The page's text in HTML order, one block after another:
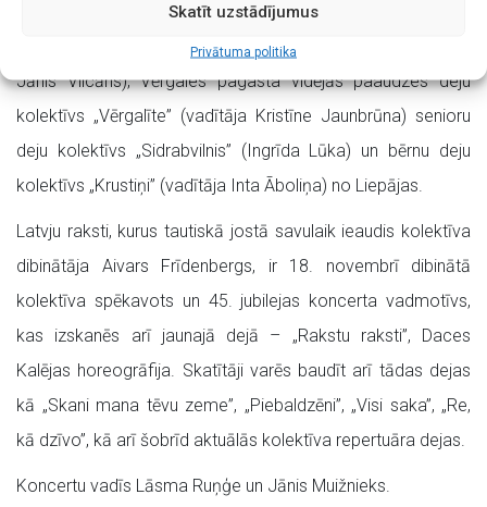
Skatīt uzstādījumus
Privātuma politika
Koncertā kopā ar jubilāriem būs arī “Kvēles” draugi – Rīgas
Latviešu biedrības Tautas deju ansamblis „Vija” (vadītājs
Jānis Vilcāns), Vērgales pagasta vidējās paaudzes deju
kolektīvs „Vērgalīte” (vadītāja Kristīne Jaunbrūna) senioru
deju kolektīvs „Sidrabvilnis” (Ingrīda Lūka) un bērnu deju
kolektīvs „Krustiņi” (vadītāja Inta Āboliņa) no Liepājas.
Latvju raksti, kurus tautiskā jostā savulaik ieaudis kolektīva
dibinātāja Aivars Frīdenbergs, ir 18. novembrī dibinātā
kolektīva spēkavots un 45. jubilejas koncerta vadmotīvs,
kas izskanēs arī jaunajā dejā – „Rakstu raksti”, Daces
Kalējas horeogrāfija. Skatītāji varēs baudīt arī tādas dejas
kā „Skani mana tēvu zeme”, „Piebaldzēni”, „Visi saka”, „Re,
kā dzīvo”, kā arī šobrīd aktuālās kolektīva repertuāra dejas.
Koncertu vadīs Lāsma Ruņģe un Jānis Muižnieks.